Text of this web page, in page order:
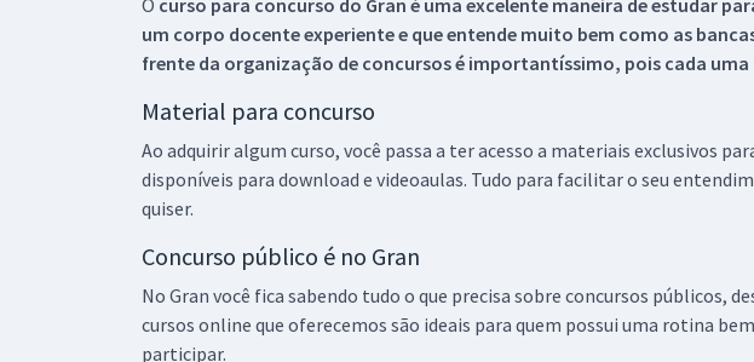
O curso para concurso do Gran é uma excelente maneira de estudar
um corpo docente experiente e que entende muito bem como as
frente da organização de concursos é importantíssimo, pois cada
Material para concurso
Ao adquirir algum curso, você passa a ter acesso a materiais exclusivos
disponíveis para download e videoaulas. Tudo para facilitar o seu
quiser.
Concurso público é no Gran
No Gran você fica sabendo tudo o que precisa sobre concursos públicos,
cursos online que oferecemos são ideais para quem possui uma rotina
participar.